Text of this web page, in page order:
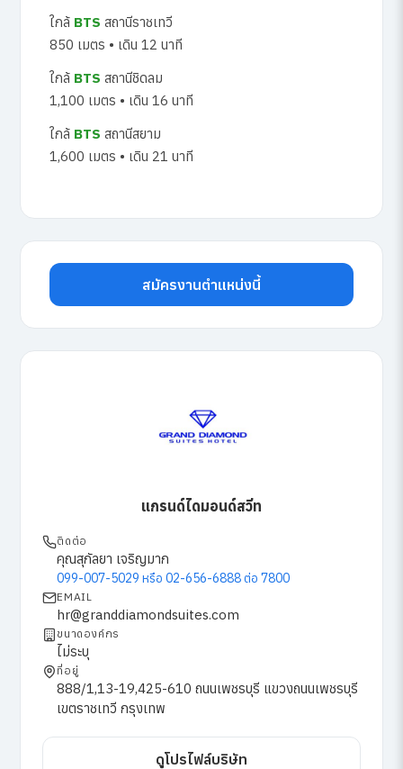
ใกล้ BTS สถานีราชเทวี
850 เมตร • เดิน 12 นาที
ใกล้ BTS สถานีชิดลม
1,100 เมตร • เดิน 16 นาที
ใกล้ BTS สถานีสยาม
1,600 เมตร • เดิน 21 นาที
สมัครงานตำแหน่งนี้
แกรนด์ไดมอนด์สวีท
ติดต่อ
คุณสุกัลยา เจริญมาก
099-007-5029 หรือ 02-656-6888 ต่อ 7800
EMAIL
hr@granddiamondsuites.com
ขนาดองค์กร
ไม่ระบุ
ที่อยู่
888/1,13-19,425-610 ถนนเพชรบุรี แขวงถนนเพชรบุรี
เขตราชเทวี กรุงเทพ
ดูโปรไฟล์บริษัท